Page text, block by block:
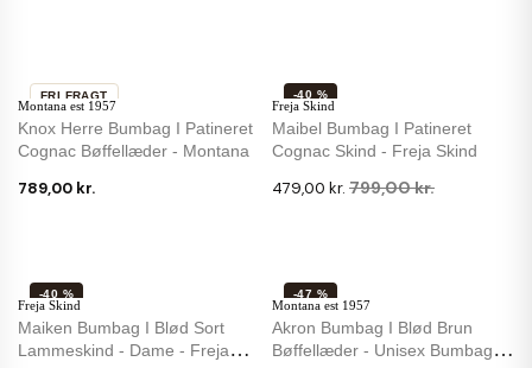
Montana est 1957
Knox Herre Bumbag I Patineret
Cognac Bøffellæder - Montana
789,00 kr.
IKKE PÅ LAGER
FRI FRAGT
Freja Skind
Maibel Bumbag I Patineret
Cognac Skind - Freja Skind
479,00 kr. 799,00 kr.
-40 %
Freja Skind
Maiken Bumbag I Blød Sort
Lammeskind - Dame - Freja
-40 %
Montana est 1957
Akron Bumbag I Blød Brun
Bøffellæder - Unisex Bumbag -
-47 %